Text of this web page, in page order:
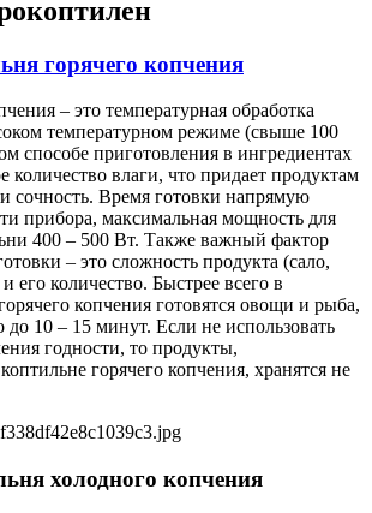
горячего копчения
– это температурная обработка
температурном режиме (свыше 100
способе приготовления в ингредиентах
количество влаги, что придает продуктам
сочность. Время готовки напрямую
прибора, максимальная мощность для
400 – 500 Вт. Также важный фактор
– это сложность продукта (сало,
его количество. Быстрее всего в
копчения готовятся овощи и рыба,
до 10 – 15 минут. Если не использовать
годности, то продукты,
горячего копчения, хранятся не
холодного копчения